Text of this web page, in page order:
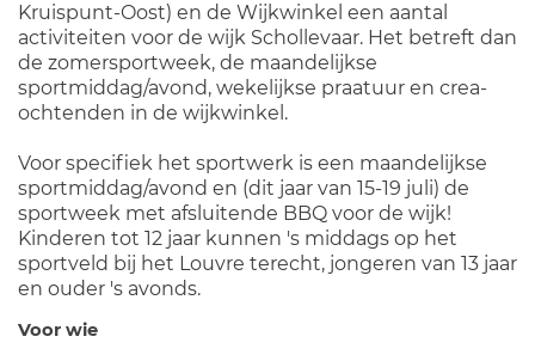
Kruispunt-Oost) en de Wijkwinkel een aantal
activiteiten voor de wijk Schollevaar. Het betreft dan
de zomersportweek, de maandelijkse
sportmiddag/avond, wekelijkse praatuur en crea-
ochtenden in de wijkwinkel.
Voor specifiek het sportwerk is een maandelijkse
sportmiddag/avond en (dit jaar van 15-19 juli) de
sportweek met afsluitende BBQ voor de wijk!
Kinderen tot 12 jaar kunnen 's middags op het
sportveld bij het Louvre terecht, jongeren van 13 jaar
en ouder 's avonds.
Voor wie